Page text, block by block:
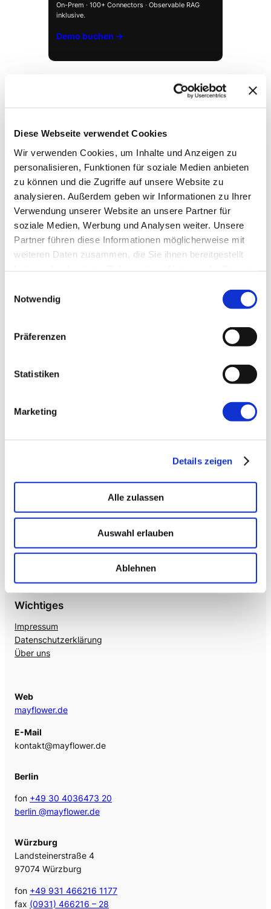
Diese Webseite verwendet Cookies
Wir verwenden Cookies, um Inhalte und Anzeigen zu
personalisieren, Funktionen für soziale Medien anbieten
zu können und die Zugriffe auf unsere Website zu
analysieren. Außerdem geben wir Informationen zu Ihrer
Verwendung unserer Website an unsere Partner für
soziale Medien, Werbung und Analysen weiter. Unsere
Partner führen diese Informationen möglicherweise mit
weiteren Daten zusammen, die Sie ihnen bereitgestellt
Notwendig
Präferenzen
Statistiken
Marketing
Details zeigen
Alle zulassen
Auswahl erlauben
Ablehnen
On-Prem · 100+ Connectors · Observable RAG
inklusive.
Demo buchen →
mAIstack→ FOUNDATION
KI-Fundament für Unternehmen. On-prem.
Einsatzbereit in Wochen, nicht Quartalen
Citizen Developer bauen Apps, IT hält die Kontrolle.
Enterprise VoiceAI
Mayflower
Product Owner Camp
Wichtiges
Impressum
Datenschutzerklärung
Über uns
Web
mayflower.de
E-Mail
kontakt@mayflower.de
Berlin
fon +49 30 4036473 20
berlin @mayflower.de
Würzburg
Landsteinerstraße 4
97074 Würzburg
fon +49 931 466216 1177
fax (0931) 466216 – 28